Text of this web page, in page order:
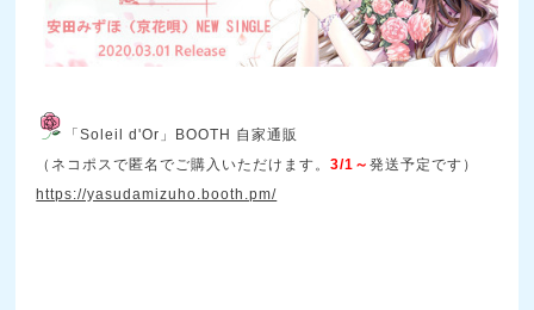
「Soleil d'Or」BOOTH 自家通販
（ネコポスで匿名でご購入いただけます。3/1～発送予定です）
https://yasudamizuho.booth.pm/